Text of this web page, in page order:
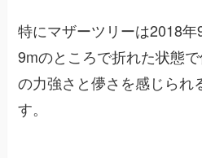
特にマザーツリーは2018
9mのところで折れた状態
の力強さと儚さを感じられ
す。